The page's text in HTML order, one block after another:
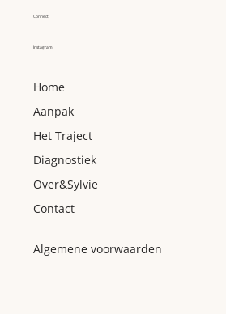
Connect
Instagram
Home
Aanpak
Het Traject
Diagnostiek
Over&Sylvie
Contact
Algemene voorwaarden